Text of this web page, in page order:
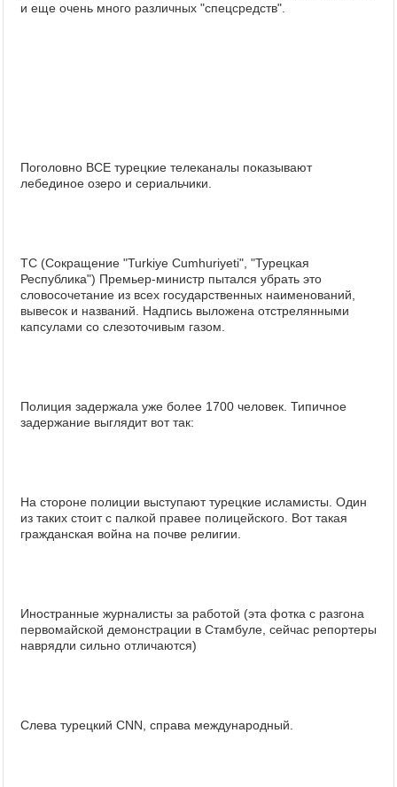
и еще очень много различных "спецсредств".
Поголовно ВСЕ турецкие телеканалы показывают
лебединое озеро и сериальчики.
TC (Сокращение "Turkiye Cumhuriyeti", "Турецкая
Республика") Премьер-министр пытался убрать это
словосочетание из всех государственных наименований,
вывесок и названий. Надпись выложена отстрелянными
капсулами со слезоточивым газом.
Полиция задержала уже более 1700 человек. Типичное
задержание выглядит вот так:
На стороне полиции выступают турецкие исламисты. Один
из таких стоит с палкой правее полицейского. Вот такая
гражданская война на почве религии.
Иностранные журналисты за работой (эта фотка с разгона
первомайской демонстрации в Стамбуле, сейчас репортеры
наврядли сильно отличаются)
Слева турецкий CNN, справа международный.